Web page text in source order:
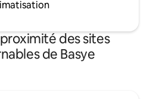
des sites
de Basye